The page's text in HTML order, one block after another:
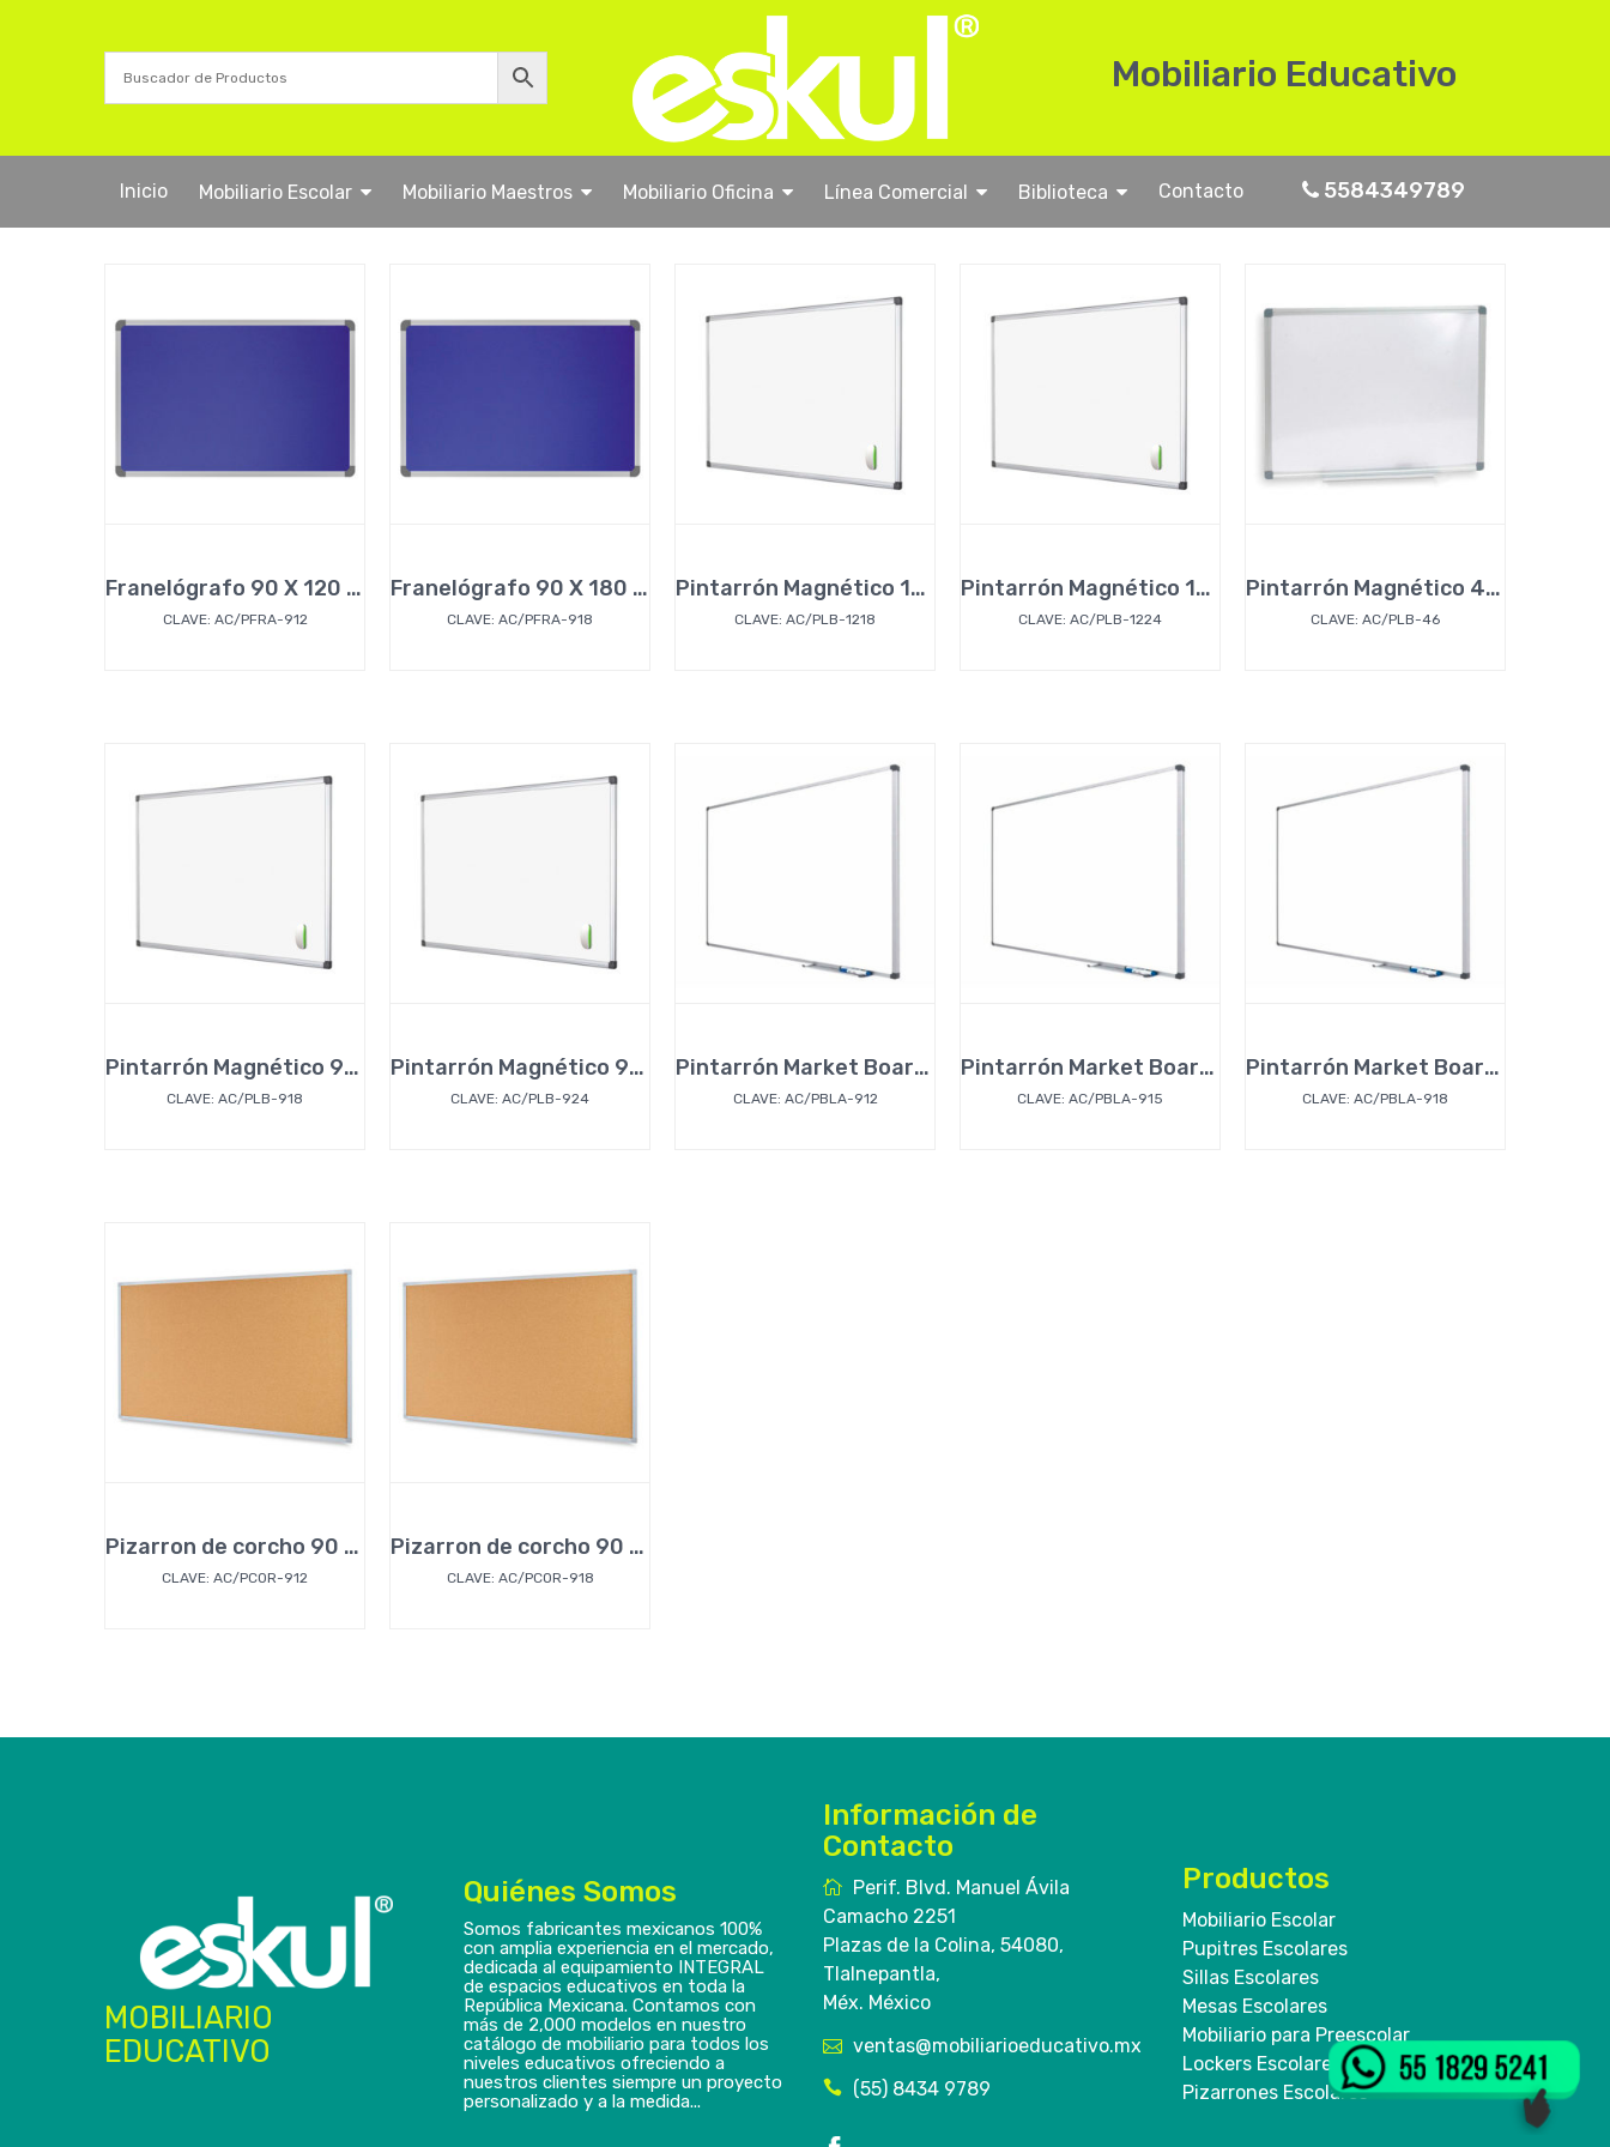
Mobiliario Educativo
Inicio Mobiliario Escolar Mobiliario Maestros Mobiliario Oficina Línea Comercial Biblioteca Contacto 5584349789
Franelógrafo 90 X 120 cm
CLAVE: AC/PFRA-912
Franelógrafo 90 X 180 cm
CLAVE: AC/PFRA-918
Pintarrón Magnético 120 x 180 cm
CLAVE: AC/PLB-1218
Pintarrón Magnético 120 x 240 cm
CLAVE: AC/PLB-1224
Pintarrón Magnético 40 x 60 cm
CLAVE: AC/PLB-46
Pintarrón Magnético 90 x 180 cm
CLAVE: AC/PLB-918
Pintarrón Magnético 90 x 240 cm
CLAVE: AC/PLB-924
Pintarrón Market Board 90 x 120 cm
CLAVE: AC/PBLA-912
Pintarrón Market Board 90 x 150 cm
CLAVE: AC/PBLA-915
Pintarrón Market Board 90 x 180 cm
CLAVE: AC/PBLA-918
Pizarron de corcho 90 x 120 cm
CLAVE: AC/PCOR-912
Pizarron de corcho 90 x 180 cm
CLAVE: AC/PCOR-918
MOBILIARIO
EDUCATIVO
Quiénes Somos
Somos fabricantes mexicanos 100%
con amplia experiencia en el mercado,
dedicada al equipamiento INTEGRAL
de espacios educativos en toda la
República Mexicana. Contamos con
más de 2,000 modelos en nuestro
catálogo de mobiliario para todos los
niveles educativos ofreciendo a
nuestros clientes siempre un proyecto
personalizado y a la medida...
Información de
Contacto
Perif. Blvd. Manuel Ávila
Camacho 2251
Plazas de la Colina, 54080,
Tlalnepantla,
Méx. México
ventas@mobiliarioeducativo.mx
(55) 8434 9789
Productos
Mobiliario Escolar
Pupitres Escolares
Sillas Escolares
Mesas Escolares
Mobiliario para Preescolar
Lockers Escolares
Pizarrones Escolares